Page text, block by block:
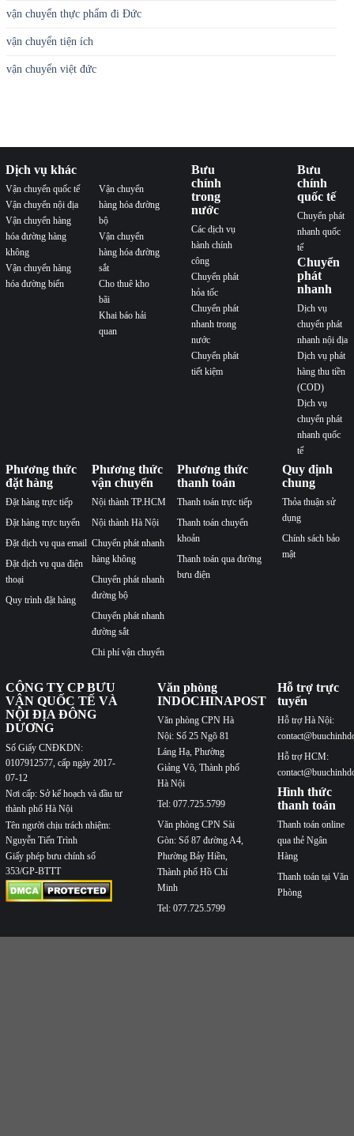
vận chuyển thực phẩm đi Đức
vận chuyển tiện ích
vận chuyển việt đức
Dịch vụ khác
Vận chuyển quốc tế
Vận chuyển nội địa
Vận chuyển hàng
hóa đường hàng
không
Vận chuyển hàng
hóa đường biển
Vận chuyển
hàng hóa đường
bộ
Vận chuyển
hàng hóa đường
sắt
Cho thuê kho
bãi
Khai báo hải
quan
Bưu
chính
trong
nước
Các dịch vụ
hành chính
công
Chuyển phát
hỏa tốc
Chuyển phát
nhanh trong
nước
Chuyển phát
tiết kiệm
Bưu
chính
quốc tế
Chuyển phát
nhanh quốc
tế
Chuyển
phát
nhanh
Dịch vụ
chuyển phát
nhanh nội địa
Dịch vụ phát
hàng thu tiền
(COD)
Dịch vụ
chuyển phát
nhanh quốc
tế
Phương thức
đặt hàng
Đặt hàng trực tiếp
Đặt hàng trực tuyến
Đặt dịch vụ qua email
Đặt dịch vụ qua điện
thoại
Quy trình đặt hàng
Phương thức
vận chuyển
Nội thành TP.HCM
Nội thành Hà Nội
Chuyển phát nhanh
hàng không
Chuyển phát nhanh
đường bộ
Chuyển phát nhanh
đường sắt
Chi phí vận chuyển
Phương thức
thanh toán
Thanh toán trực tiếp
Thanh toán chuyển
khoản
Thanh toán qua đường
bưu điện
Quy định
chung
Thỏa thuận sử
dụng
Chính sách bảo
mật
CÔNG TY CP BƯU
VẬN QUỐC TẾ VÀ
NỘI ĐỊA ĐÔNG
DƯƠNG
Số Giấy CNĐKDN:
0107912577, cấp ngày 2017-
07-12
Nơi cấp: Sở kế hoạch và đầu tư
thành phố Hà Nội
Tên người chịu trách nhiệm:
Nguyễn Tiến Trình
Giấy phép bưu chính số
353/GP-BTTT
Văn phòng
INDOCHINAPOST
Văn phòng CPN Hà
Nội: Số 25 Ngõ 81
Láng Hạ, Phường
Giảng Võ, Thành phố
Hà Nội
Tel: 077.725.5799
Văn phòng CPN Sài
Gòn: Số 87 đường A4,
Phường Bảy Hiền,
Thành phố Hồ Chí
Minh
Tel: 077.725.5799
Hỗ trợ trực
tuyến
Hỗ trợ Hà Nội:
Hỗ trợ HCM:
Hình thức
thanh toán
Thanh toán online
qua thẻ Ngân
Hàng
Thanh toán tại Văn
Phòng